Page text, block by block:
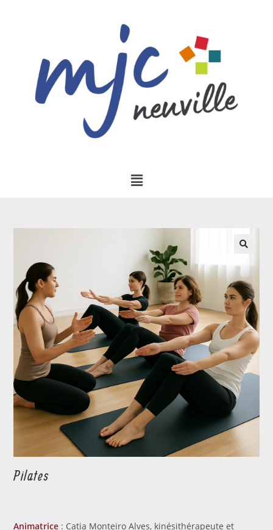
Pilates
Animatrice : Catia Monteiro Alves, kinésithérapeute et